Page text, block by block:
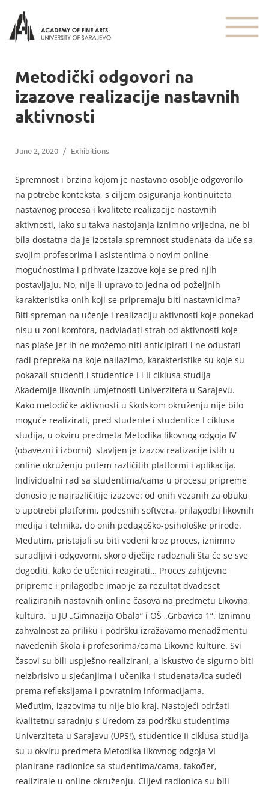
Metodički odgovori na
izazove realizacije nastavnih
aktivnosti
June 2, 2020 / Exhibitions
Spremnost i brzina kojom je nastavno osoblje odgovorilo
na potrebe konteksta, s ciljem osiguranja kontinuiteta
nastavnog procesa i kvalitete realizacije nastavnih
aktivnosti, iako su takva nastojanja iznimno vrijedna, ne bi
bila dostatna da je izostala spremnost studenata da uče sa
svojim profesorima i asistentima o novim online
mogućnostima i prihvate izazove koje se pred njih
postavljaju. No, nije li upravo to jedna od poželjnih
karakteristika onih koji se pripremaju biti nastavnicima?
Biti spreman na učenje i realizaciju aktivnosti koje ponekad
nisu u zoni komfora, nadvladati strah od aktivnosti koje
nas plaše jer ih ne možemo niti anticipirati i ne odustati
radi prepreka na koje nailazimo, karakteristike su koje su
pokazali studenti i studentice I i II ciklusa studija
Akademije likovnih umjetnosti Univerziteta u Sarajevu.
Kako metodičke aktivnosti u školskom okruženju nije bilo
moguće realizirati, pred studente i studentice I ciklusa
studija, u okviru predmeta Metodika likovnog odgoja IV
(obavezni i izborni) stavljen je izazov realizacije istih u
online okruženju putem različitih platformi i aplikacija.
Individualni rad sa studentima/cama u procesu pripreme
donosio je najrazličitije izazove: od onih vezanih za obuku
o upotrebi platformi, podesnih softvera, prilagodbi likovnih
medija i tehnika, do onih pedagoško-psihološke prirode.
Međutim, pristajali su biti vođeni kroz proces, iznimno
suradljivi i odgovorni, skoro dječije radoznali šta će se sve
dogoditi, kako će učenici reagirati… Proces zahtjevne
pripreme i prilagodbe imao je za rezultat dvadeset
realiziranih nastavnih online časova na predmetu Likovna
kultura, u JU „Gimnazija Obala“ i OŠ „Grbavica 1“. Iznimnu
zahvalnost za priliku i podršku izražavamo menadžmentu
navedenih škola i profesorima/cama Likovne kulture. Svi
časovi su bili uspješno realizirani, a iskustvo će sigurno biti
neizbrisivo u sjećanjima i učenika i studenata/ica sudeći
prema refleksijama i povratnim informacijama.
Međutim, izazovima tu nije bio kraj. Nastojeći održati
kvalitetnu saradnju s Uredom za podršku studentima
Univerziteta u Sarajevu (UPS!), studentice II ciklusa studija
su u okviru predmeta Metodika likovnog odgoja VI
planirane radionice sa studentima/cama, također,
realizirale u online okruženju. Ciljevi radionica su bili